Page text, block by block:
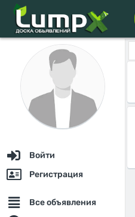
Войти
Регистрация
Все объявления